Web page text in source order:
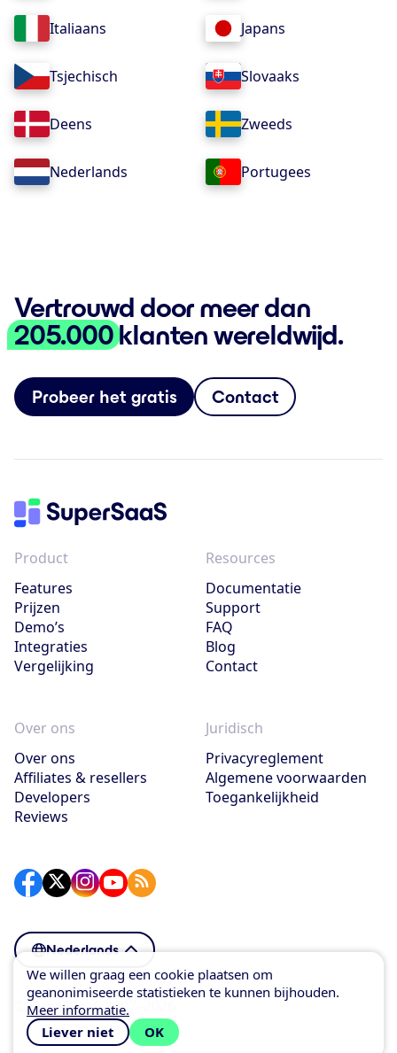
Italiaans Japans
Tsjechisch Slovaaks
Deens Zweeds
Nederlands Portugees
Vertrouwd door meer dan
205.000klanten wereldwijd.
Probeer het gratis Contact
We willen graag een cookie plaatsen om
geanonimiseerde statistieken te kunnen bijhouden.
Meer informatie.
Liever niet
OK
Product
Features
Prijzen
Demo’s
Integraties
Vergelijking
Resources
Documentatie
Support
FAQ
Blog
Contact
Over ons
Over ons
Affiliates & resellers
Developers
Reviews
Juridisch
Privacyreglement
Algemene voorwaarden
Toegankelijkheid
Nederlands
© SuperSaaS 2007–2026